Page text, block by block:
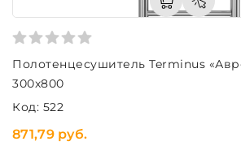
Полотенцесушитель Terminus
300х800
Код: 522
871,79 руб.